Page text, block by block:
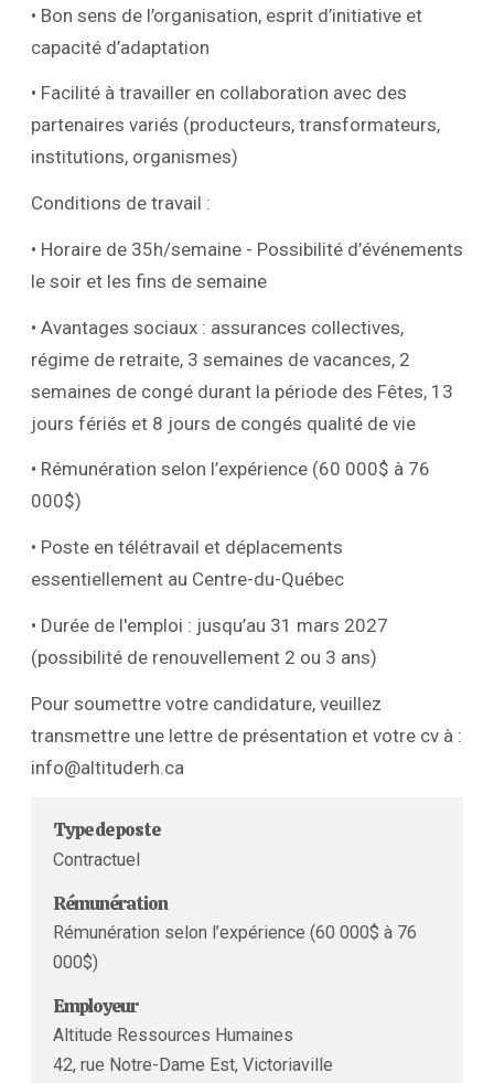
• Bon sens de l’organisation, esprit d’initiative et
capacité d’adaptation
• Facilité à travailler en collaboration avec des
partenaires variés (producteurs, transformateurs,
institutions, organismes)
Conditions de travail :
• Horaire de 35h/semaine - Possibilité d’événements
le soir et les fins de semaine
• Avantages sociaux : assurances collectives,
régime de retraite, 3 semaines de vacances, 2
semaines de congé durant la période des Fêtes, 13
jours fériés et 8 jours de congés qualité de vie
• Rémunération selon l’expérience (60 000$ à 76
000$)
• Poste en télétravail et déplacements
essentiellement au Centre-du-Québec
• Durée de l'emploi : jusqu’au 31 mars 2027
(possibilité de renouvellement 2 ou 3 ans)
Pour soumettre votre candidature, veuillez
transmettre une lettre de présentation et votre cv à :
info@altituderh.ca
Type de poste
Contractuel
Rémunération
Rémunération selon l’expérience (60 000$ à 76
000$)
Employeur
Altitude Ressources Humaines
42, rue Notre-Dame Est, Victoriaville